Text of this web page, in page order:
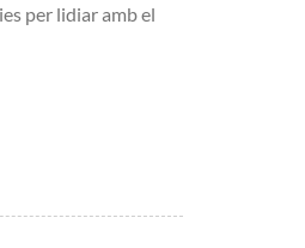
per lidiar amb el